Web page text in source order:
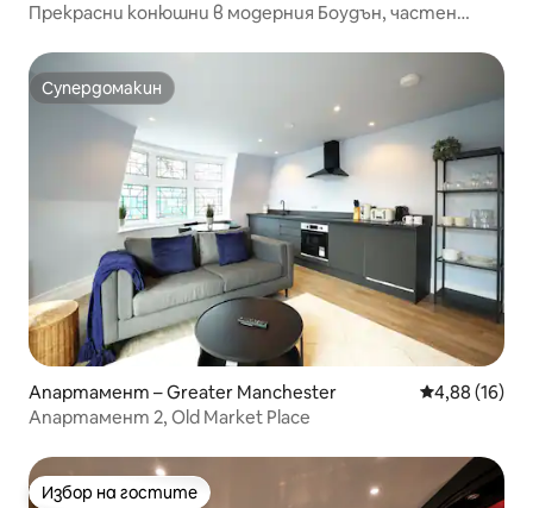
Прекрасни конюшни в модерния Боудън, частен
Супердомакин
Супердомакин
Апартамент – Greater Manchester Средна
4,88 (16)
Апартамент 2, Old Market Place
Избор на гостите
Избор на гостите